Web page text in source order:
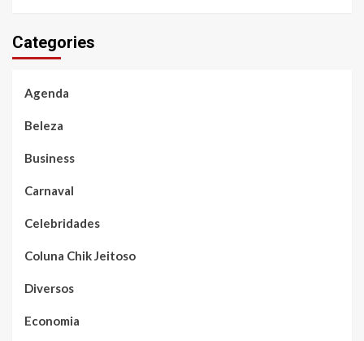
Categories
Agenda
Beleza
Business
Carnaval
Celebridades
Coluna Chik Jeitoso
Diversos
Economia